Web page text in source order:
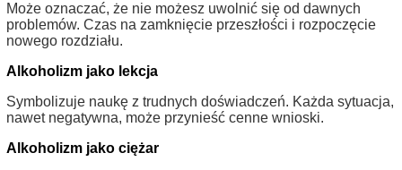
Może oznaczać, że nie możesz uwolnić się od dawnych
problemów. Czas na zamknięcie przeszłości i rozpoczęcie
nowego rozdziału.
Alkoholizm jako lekcja
Symbolizuje naukę z trudnych doświadczeń. Każda sytuacja,
nawet negatywna, może przynieść cenne wnioski.
Alkoholizm jako ciężar